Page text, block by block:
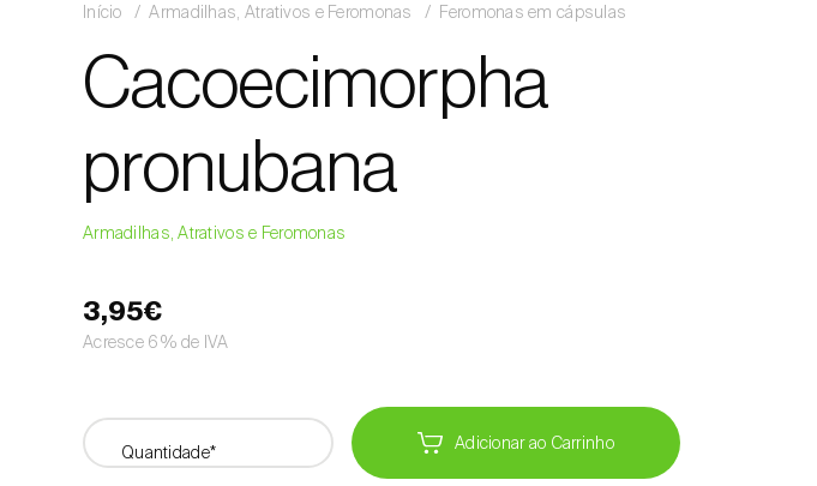
Início Armadilhas, Atrativos e Feromonas Feromonas em cápsulas
Cacoecimorpha
pronubana
Armadilhas, Atrativos e Feromonas
3,95€
Acresce 6% de IVA
Quantidade* Adicionar ao Carrinho